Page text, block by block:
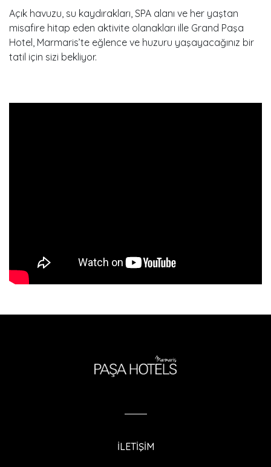
Açık havuzu, su kaydırakları, SPA alanı ve her yaştan
misafire hitap eden aktivite olanakları ille Grand Paşa
Hotel, Marmaris’te eğlence ve huzuru yaşayacağınız bir
tatil için sizi bekliyor.
İLETİŞİM